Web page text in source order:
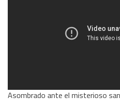
Asombrado ante el misterioso